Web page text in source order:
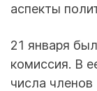
аспекты
21 января
комиссия. В
числа членов